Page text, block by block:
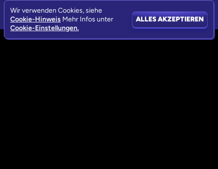
Wir verwenden Cookies, siehe
Cookie-Hinweis Mehr Infos unter
Cookie-Einstellungen.
ALLES AKZEPTIEREN